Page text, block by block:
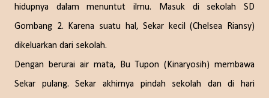
hidupnya dalam menuntut ilmu. Masuk di sekolah SD
Gombang 2. Karena suatu hal, Sekar kecil (Chelsea Riansy)
dikeluarkan dari sekolah.
Dengan berurai air mata, Bu Tupon (Kinaryosih) membawa
Sekar pulang. Sekar akhirnya pindah sekolah dan di hari